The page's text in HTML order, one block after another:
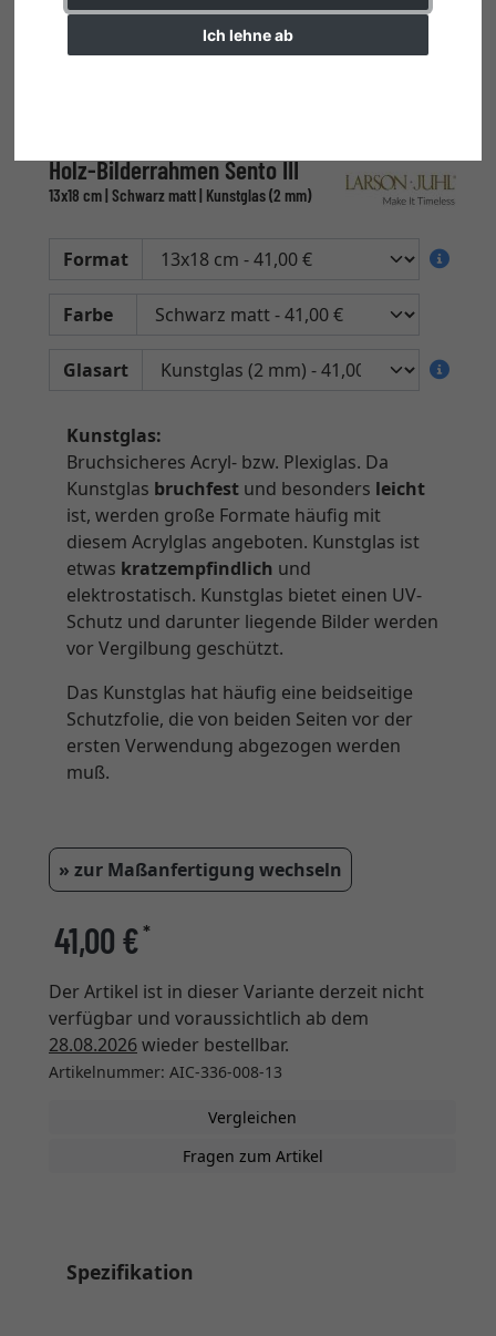
Ich lehne ab
Holz-Bilderrahmen Sento III
13x18 cm | Schwarz matt | Kunstglas (2 mm)
Format
Farbe
Glasart
Kunstglas:
Bruchsicheres Acryl- bzw. Plexiglas. Da
Kunstglas bruchfest und besonders leicht
ist, werden große Formate häufig mit
diesem Acrylglas angeboten. Kunstglas ist
etwas kratzempfindlich und
elektrostatisch. Kunstglas bietet einen UV-
Schutz und darunter liegende Bilder werden
vor Vergilbung geschützt.
Das Kunstglas hat häufig eine beidseitige
Schutzfolie, die von beiden Seiten vor der
ersten Verwendung abgezogen werden
muß.
» zur Maßanfertigung wechseln
41,00 €*
Der Artikel ist in dieser Variante derzeit nicht
verfügbar und voraussichtlich ab dem
28.08.2026wieder bestellbar.
Artikelnummer: AIC-336-008-13
Vergleichen
Fragen zum Artikel
Spezifikation